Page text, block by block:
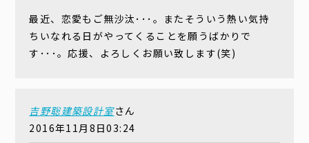
最近、恋愛もご無沙汰･･･。またそういう熱い気持
ちいなれる日がやってくることを願うばかりで
す･･･。応援、よろしくお願い致します(笑)
吉野聡建築設計室さん
2016年11月8日03:24